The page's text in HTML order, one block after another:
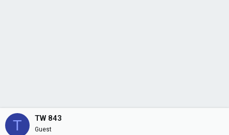
T TW 843
Guest